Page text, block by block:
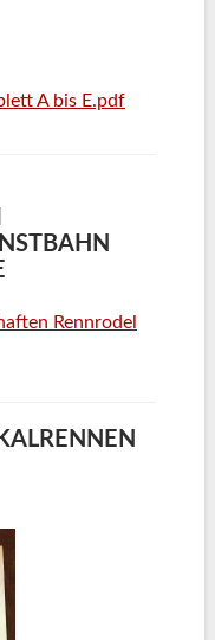
A bis E.pdf
Rennrodel